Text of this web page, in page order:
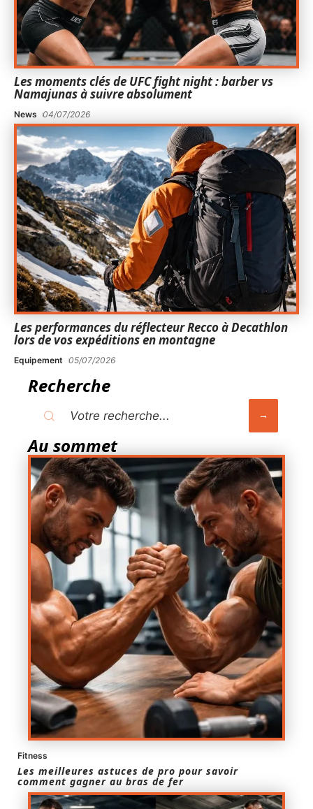
Les moments clés de UFC fight night : barber vs
Namajunas à suivre absolument
News 04/07/2026
Les performances du réflecteur Recco à Decathlon
lors de vos expéditions en montagne
Equipement 05/07/2026
Recherche
Au sommet
Fitness
Les meilleures astuces de pro pour savoir
comment gagner au bras de fer